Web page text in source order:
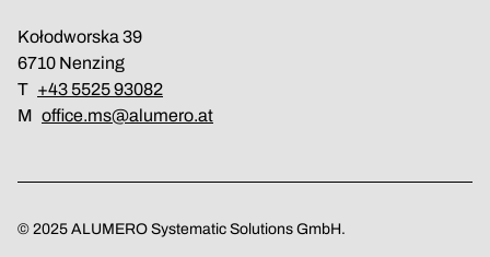
Kołodworska 39
6710 Nenzing
T +43 5525 93082
M office.ms@alumero.at
© 2025 ALUMERO Systematic Solutions GmbH.